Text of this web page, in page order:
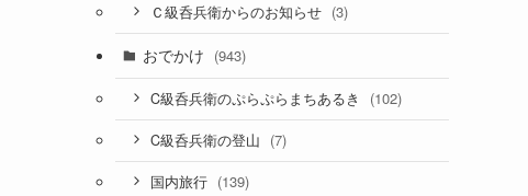
Ｃ級呑兵衛からのお知らせ (3)
おでかけ (943)
C級呑兵衛のぷらぷらまちあるき (102)
C級呑兵衛の登山 (7)
国内旅行 (139)